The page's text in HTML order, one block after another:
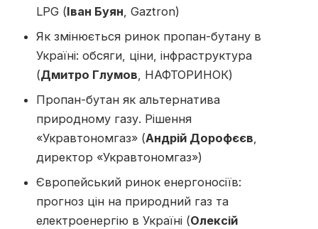
LPG (Іван Буян, Gaztron)
Як змінюється ринок пропан-бутану в
Україні: обсяги, ціни, інфраструктура
(Дмитро Глумов, НАФТОРИНОК)
Пропан-бутан як альтернатива
природному газу. Рішення
«Укравтономгаз» (Андрій Дорофєєв,
директор «Укравтономгаз»)
Європейський ринок енергоносіїв:
прогноз цін на природний газ та
електроенергію в Україні (Олексій